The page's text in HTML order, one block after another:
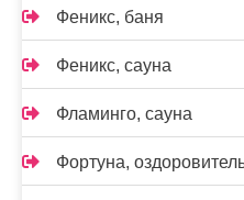
Феникс, баня
Феникс, сауна
Фламинго, сауна
Фортуна,